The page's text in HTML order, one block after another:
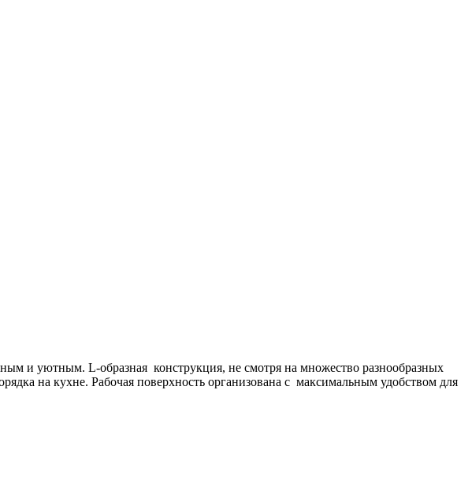
и уютным. L-образная конструкция, не смотря на множество разнообразных
на кухне. Рабочая поверхность организована с максимальным удобством для